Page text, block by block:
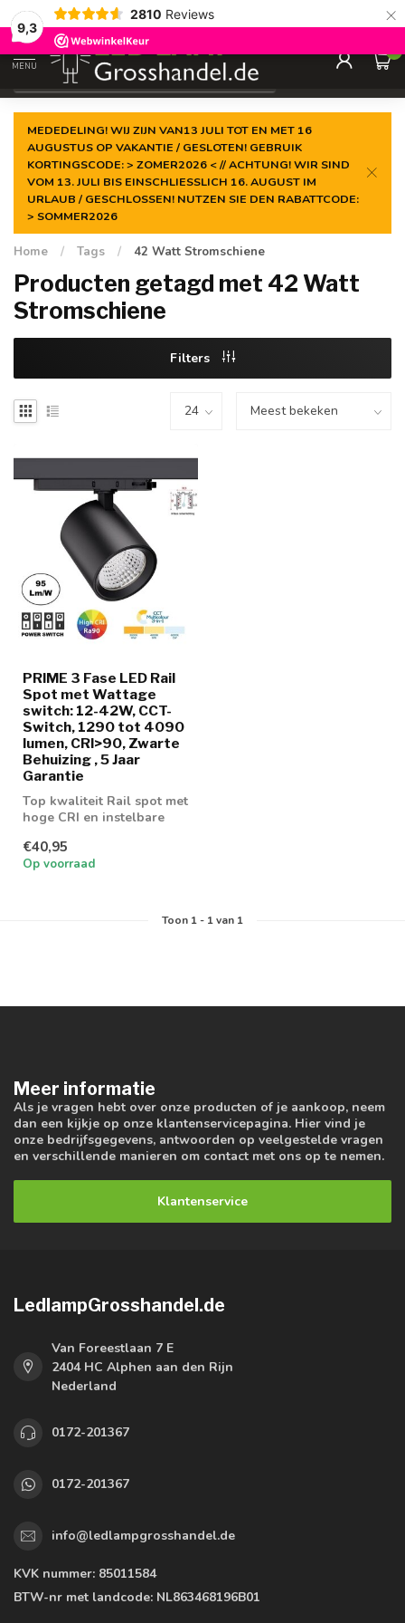
9,3
2810 Reviews ×
Gegarandeerde delaagste prijs
MENU
0
MEDEDELING! WIJ ZIJN VAN13 JULI TOT EN MET 16
AUGUSTUS OP VAKANTIE / GESLOTEN! GEBRUIK
KORTINGSCODE: > ZOMER2026 < // ACHTUNG! WIR SIND
VOM 13. JULI BIS EINSCHLIESSLICH 16. AUGUST IM
URLAUB / GESCHLOSSEN! NUTZEN SIE DEN RABATTCODE:
> SOMMER2026
Home / Tags / 42 Watt Stromschiene
Producten getagd met 42 Watt
Stromschiene
Filters
PRIME 3 Fase LED Rail
Spot met Wattage
switch: 12-42W, CCT-
Switch, 1290 tot 4090
lumen, CRI>90, Zwarte
Behuizing , 5 Jaar
Garantie
Top kwaliteit Rail spot met
hoge CRI en instelbare
€40,95
Op voorraad
Toon 1- 1van 1
Meer informatie
Als je vragen hebt over onze producten of je aankoop, neem
dan een kijkje op onze klantenservicepagina. Hier vind je
onze bedrijfsgegevens, antwoorden op veelgestelde vragen
en verschillende manieren om contact met ons op te nemen.
Klantenservice
LedlampGrosshandel.de
Van Foreestlaan 7 E
2404 HC Alphen aan den Rijn
Nederland
0172-201367
0172-201367
info@ledlampgrosshandel.de
KVK nummer: 85011584
BTW-nr met landcode: NL863468196B01